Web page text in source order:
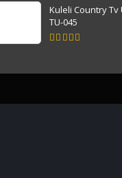
of 5
Kuleli Country Tv
TU-045